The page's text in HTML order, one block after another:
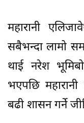
महारानी
सबैभन्दा लामो
थाई नरेश
भएपछि
बढी शासन गर्ने